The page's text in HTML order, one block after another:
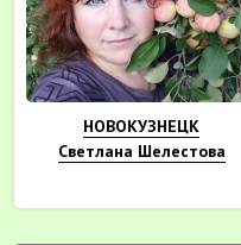
НОВОКУЗНЕЦК
Светлана Шелестова